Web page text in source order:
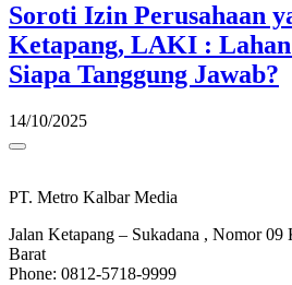
Soroti Izin Perusahaan
Ketapang, LAKI :
Siapa Tanggung Jawab?
14/10/2025
PT. Metro Kalbar Media
Jalan Ketapang – Sukadana , Nomor 09
Barat
Phone: 0812-5718-9999